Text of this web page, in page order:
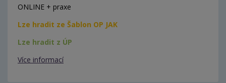
ONLINE + praxe
Lze hradit ze Šablon OP JAK
Lze hradit z ÚP
Více informací